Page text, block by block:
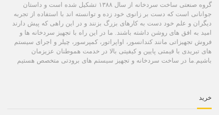
گروه صنعتی ساخت سردخانه از سال ۱۳۸۸ تشکیل شده است و داستان
جوانانی است که دست بر زانوی خود زده و توانسته اند با استفاده از تجربه
دیگران و علم خود دست به کارهای بزرگ بزنند و در این راهی که پیش دارند
امید به افق های روشن داشته باشند. ما در این راه با تجهیز سردخانه ها و
فروش تجهیزاتی مانند کندانسور، اواپراتور، کمپرسور، چیلر و اجرای سیستم
های تبریدی با قیمتی پایین و کیفیتی بالا در خدمت هموطنان عزیزمان
باشیم.ما در ساخت سردخانه و تجهیز سیستم های برودتی متخصص هستیم
خرید